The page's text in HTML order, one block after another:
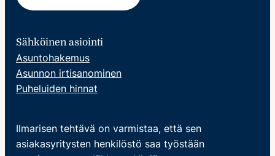
Sähköinen asiointi
Asuntohakemus
Asunnon irtisanominen
Puheluiden hinnat
Ilmarisen tehtävä on varmistaa, että sen
asiakasyritysten henkilöstö saa työstään